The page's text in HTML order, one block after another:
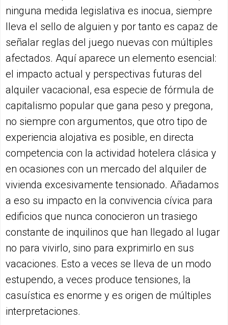
ninguna medida legislativa es inocua, siempre
lleva el sello de alguien y por tanto es capaz de
señalar reglas del juego nuevas con múltiples
afectados. Aquí aparece un elemento esencial:
el impacto actual y perspectivas futuras del
alquiler vacacional, esa especie de fórmula de
capitalismo popular que gana peso y pregona,
no siempre con argumentos, que otro tipo de
experiencia alojativa es posible, en directa
competencia con la actividad hotelera clásica y
en ocasiones con un mercado del alquiler de
vivienda excesivamente tensionado. Añadamos
a eso su impacto en la convivencia cívica para
edificios que nunca conocieron un trasiego
constante de inquilinos que han llegado al lugar
no para vivirlo, sino para exprimirlo en sus
vacaciones. Esto a veces se lleva de un modo
estupendo, a veces produce tensiones, la
casuística es enorme y es origen de múltiples
interpretaciones.